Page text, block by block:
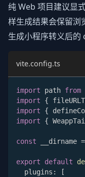
纯 Web 项目建议显
样生成结果会保留浏
生成小程序转义后的
vite.config.ts
import path from
import
{
import
{
import
{
const __dirname =
export default
  plugins
:
[